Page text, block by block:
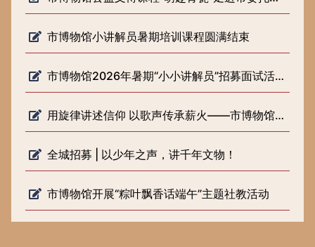
市博物馆小讲解员暑期培训课程圆满结束
市博物馆2026年暑期“小小讲解员”招募面试活动圆满落幕
用旋律讲述信仰 以歌声传承薪火——市博物馆开展《歌声里的长征路》 微宣讲活动
全城招募 | 以少年之声，讲千年文物！
市博物馆开展“粽叶飘香话端午”主题社教活动